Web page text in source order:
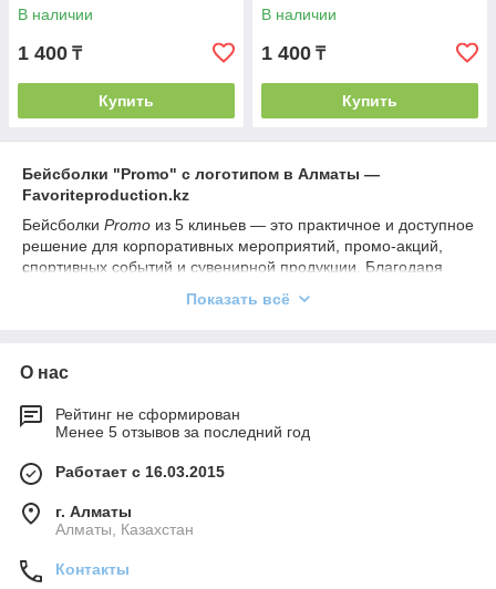
В наличии
1 400 ₸
Купить
В наличии
1 400 ₸
Купить
Бейсболки "Promo" с логотипом в Алматы —
Favoriteproduction.kz
Бейсболки Promo из 5 клиньев — это практичное и доступное
решение для корпоративных мероприятий, промо-акций,
спортивных событий и сувенирной продукции. Благодаря
подходят для нанесения логотипа или фирменного дизайна.
брендированием. Мы используем долговечные материалы и
современные технологии нанесения — вышивку,
термотрансфер, шелкографию, флекс-печать и нашивки.
команды, повысить узнаваемость бренда и подарить вашим
Показать всё
О нас
Рейтинг не сформирован
Менее 5 отзывов за последний год
Работает с 16.03.2015
г. Алматы
Алматы, Казахстан
Контакты